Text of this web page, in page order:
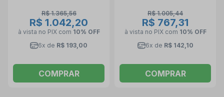
R$ 1.365,56
R$ 1.042,20
à vista no PIX com 10% OFF
6x de R$ 193,00
COMPRAR
R$ 1.005,44
R$ 767,31
à vista no PIX com 10% OFF
6x de R$ 142,10
COMPRAR